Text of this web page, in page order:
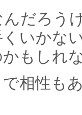
んだろう
いかな
もしれ
相性も